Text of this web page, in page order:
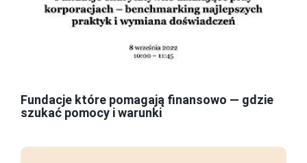
Fundacje które pomagają finansowo — gdzie
szukać pomocy i warunki